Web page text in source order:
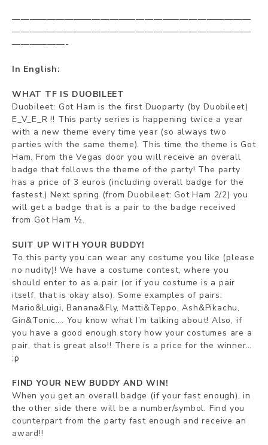
———————————————————————————
———————————————————————————
——————-
In English:
WHAT TF IS DUOBILEET
Duobileet: Got Ham is the first Duoparty (by Duobileet)
E_V_E_R !! This party series is happening twice a year
with a new theme every time year (so always two
parties with the same theme). This time the theme is Got
Ham. From the Vegas door you will receive an overall
badge that follows the theme of the party! The party
has a price of 3 euros (including overall badge for the
fastest.) Next spring (from Duobileet: Got Ham 2/2) you
will get a badge that is a pair to the badge received
from Got Ham ½.
SUIT UP WITH YOUR BUDDY!
To this party you can wear any costume you like (please
no nudity)! We have a costume contest, where you
should enter to as a pair (or if you costume is a pair
itself, that is okay also). Some examples of pairs:
Mario&Luigi, Banana&Fly, Matti&Teppo, Ash&Pikachu,
Gin&Tonic…. You know what I’m talking about! Also, if
you have a good enough story how your costumes are a
pair, that is great also!! There is a price for the winner…
;p
FIND YOUR NEW BUDDY AND WIN!
When you get an overall badge (if your fast enough), in
the other side there will be a number/symbol. Find you
counterpart from the party fast enough and receive an
award!!